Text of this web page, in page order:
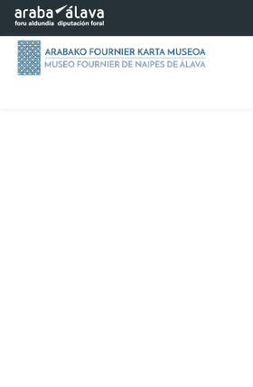
Saltar al contenido principal